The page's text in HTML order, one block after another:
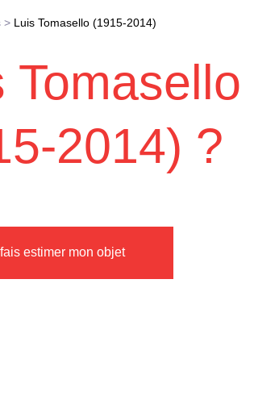
> Luis Tomasello (1915-2014)
Tomasello
2014) ?
estimer mon objet